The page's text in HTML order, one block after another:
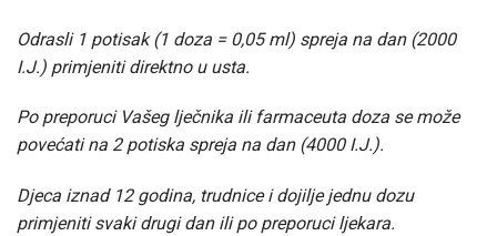
Odrasli 1 potisak (1 doza = 0,05 ml) spreja na dan (2000
I.J.) primjeniti direktno u usta.
Po preporuci Vašeg lječnika ili farmaceuta doza se može
povećati na 2 potiska spreja na dan (4000 I.J.).
Djeca iznad 12 godina, trudnice i dojilje jednu dozu
primjeniti svaki drugi dan ili po preporuci ljekara.